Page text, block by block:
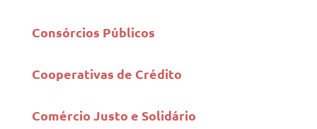
Consórcios Públicos
Cooperativas de Crédito
Comércio Justo e Solidário